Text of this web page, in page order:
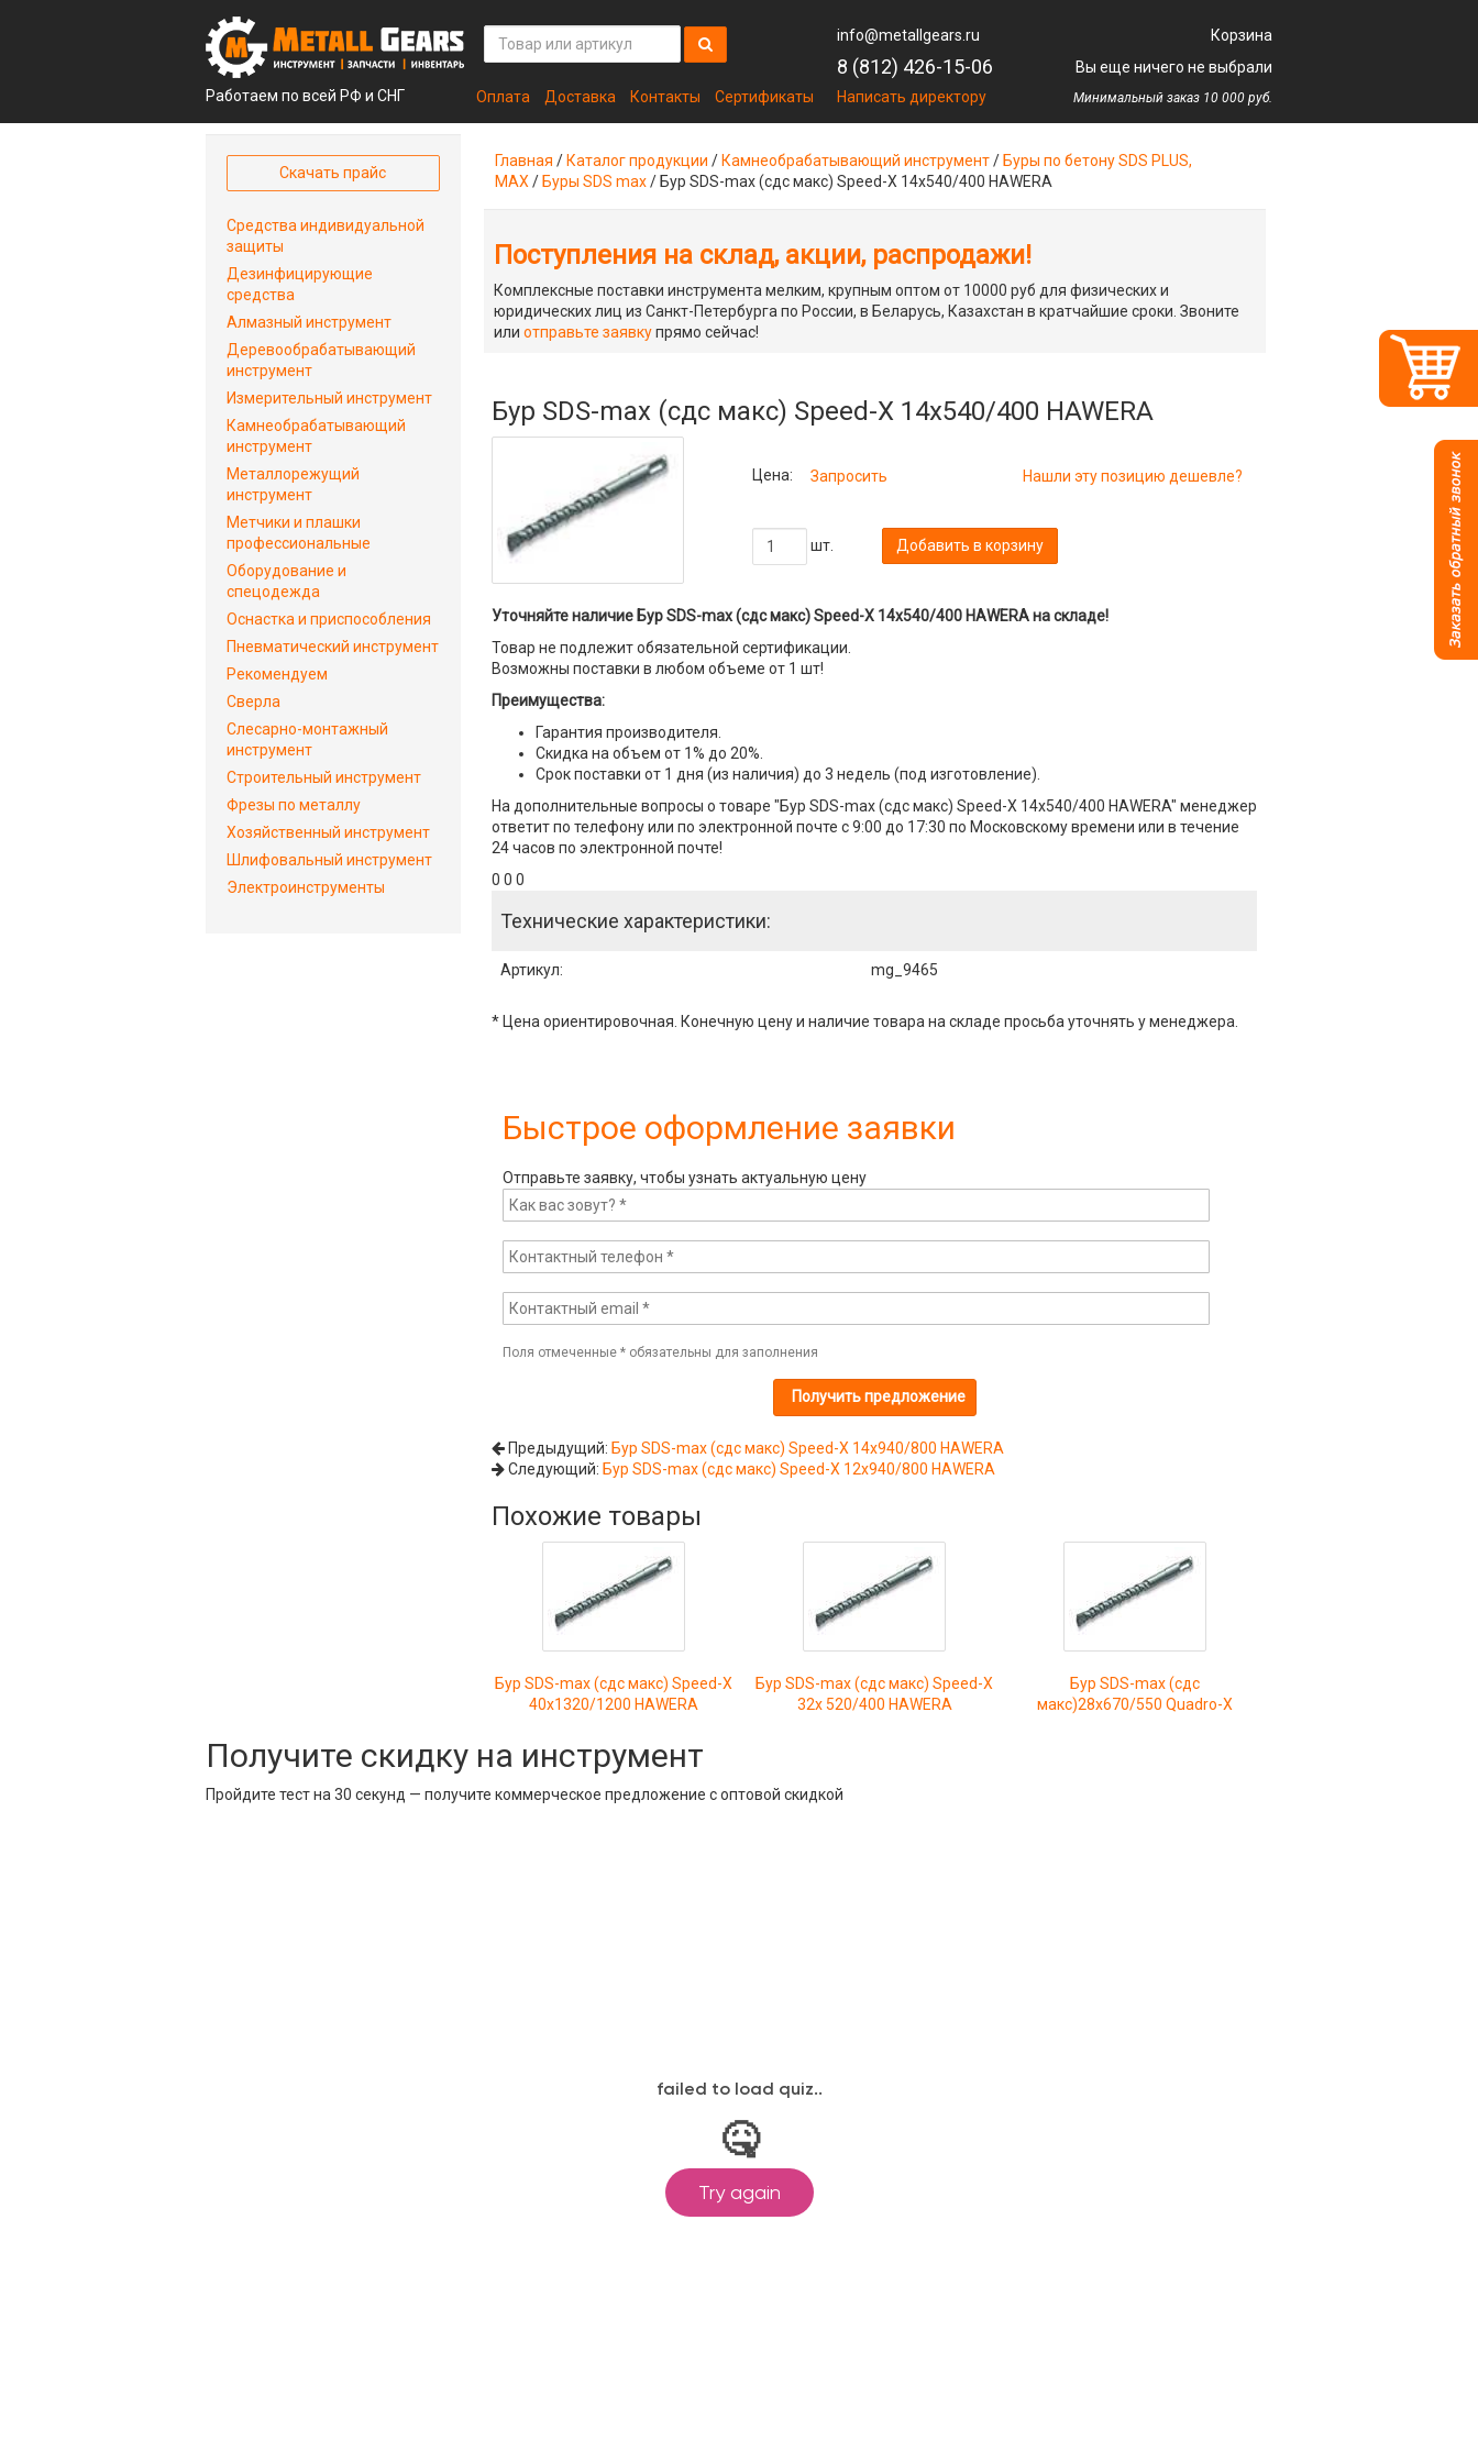
Работаем по всей РФ и СНГ Оплата Доставка Контакты Сертификаты
info@metallgears.ru
8 (812) 426-15-06
Написать директору
Корзина
Вы еще ничего не выбрали
Минимальный заказ 10 000 руб.
Главная / Каталог продукции / Камнеобрабатывающий инструмент/ Буры по бетону SDS PLUS,
MAX / Буры SDS max/ Бур SDS-max (сдс макс) Speed-X 14х540/400 HAWERA
Поступления на склад, акции, распродажи!
Комплексные поставки инструмента мелким, крупным оптом от 10000 руб для физических и
юридических лиц из Санкт-Петербурга по России, в Беларусь, Казахстан в кратчайшие сроки. Звоните
или отправьте заявкупрямо сейчас!
Бур SDS-max (сдс макс) Speed-X 14х540/400 HAWERA
Цена: Запросить Нашли эту позицию дешевле?
шт. Добавить в корзину
Уточняйте наличие Бур SDS-max (сдс макс) Speed-X 14х540/400 HAWERA на складе!
Товар не подлежит обязательной сертификации.
Возможны поставки в любом объеме от 1 шт!
Преимущества:
Гарантия производителя.
Скидка на объем от 1% до 20%.
Срок поставки от 1 дня (из наличия) до 3 недель (под изготовление).
На дополнительные вопросы о товаре "Бур SDS-max (сдс макс) Speed-X 14х540/400 HAWERA" менеджер
ответит по телефону или по электронной почте с 9:00 до 17:30 по Московскому времени или в течение
24 часов по электронной почте!
0 0 0
Технические характеристики:
Артикул: mg_9465
* Цена ориентировочная. Конечную цену и наличие товара на складе просьба уточнять у менеджера.
Быстрое оформление заявки
Отправьте заявку, чтобы узнать актуальную цену
Поля отмеченные *обязательны для заполнения
Предыдущий: Бур SDS-max (сдс макс) Speed-X 14х940/800 HAWERA
Следующий: Бур SDS-max (сдс макс) Speed-X 12х940/800 HAWERA
Похожие товары
Бур SDS-max (сдс макс) Speed-X
40х1320/1200 HAWERA
Бур SDS-max (сдс макс) Speed-X
32х 520/400 HAWERA
Бур SDS-max (сдс
макс)28x670/550 Quadro-X
Скачать прайс
Средства индивидуальной
защиты
Дезинфицирующие
средства
Алмазный инструмент
Деревообрабатывающий
инструмент
Измерительный инструмент
Камнеобрабатывающий
инструмент
Металлорежущий
инструмент
Метчики и плашки
профессиональные
Оборудование и
спецодежда
Оснастка и приспособления
Пневматический инструмент
Рекомендуем
Сверла
Слесарно-монтажный
инструмент
Строительный инструмент
Фрезы по металлу
Хозяйственный инструмент
Шлифовальный инструмент
Электроинструменты
Получите скидку на инструмент
Пройдите тест на 30 секунд — получите коммерческое предложение с оптовой скидкой